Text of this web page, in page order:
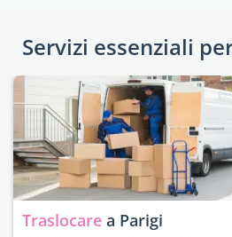
Servizi essenziali
Traslocare a Parigi